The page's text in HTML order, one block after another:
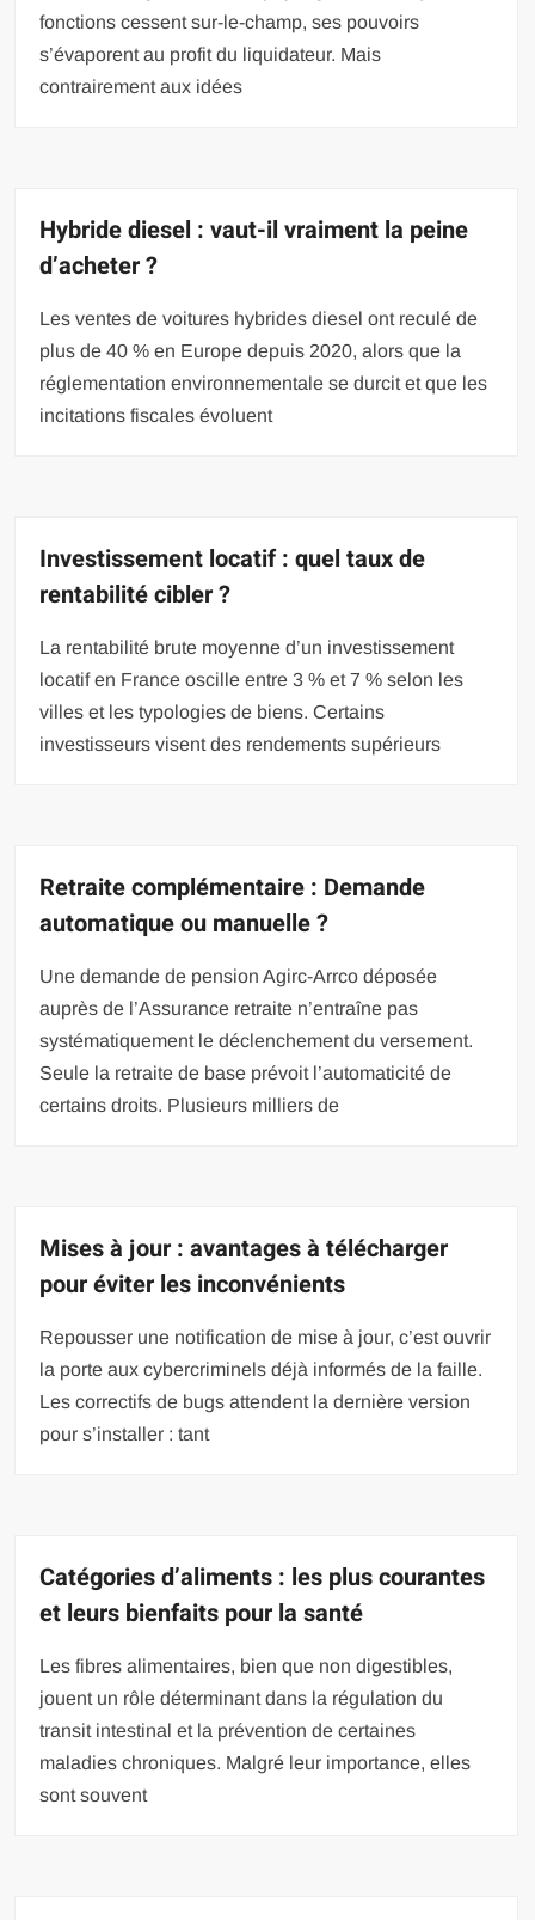
fonctions cessent sur-le-champ, ses pouvoirs
s’évaporent au profit du liquidateur. Mais
contrairement aux idées
Hybride diesel : vaut-il vraiment la peine
d’acheter ?
Les ventes de voitures hybrides diesel ont reculé de
plus de 40 % en Europe depuis 2020, alors que la
réglementation environnementale se durcit et que les
incitations fiscales évoluent
Investissement locatif : quel taux de
rentabilité cibler ?
La rentabilité brute moyenne d’un investissement
locatif en France oscille entre 3 % et 7 % selon les
villes et les typologies de biens. Certains
investisseurs visent des rendements supérieurs
Retraite complémentaire : Demande
automatique ou manuelle ?
Une demande de pension Agirc-Arrco déposée
auprès de l’Assurance retraite n’entraîne pas
systématiquement le déclenchement du versement.
Seule la retraite de base prévoit l’automaticité de
certains droits. Plusieurs milliers de
Mises à jour : avantages à télécharger
pour éviter les inconvénients
Repousser une notification de mise à jour, c’est ouvrir
la porte aux cybercriminels déjà informés de la faille.
Les correctifs de bugs attendent la dernière version
pour s’installer : tant
Catégories d’aliments : les plus courantes
et leurs bienfaits pour la santé
Les fibres alimentaires, bien que non digestibles,
jouent un rôle déterminant dans la régulation du
transit intestinal et la prévention de certaines
maladies chroniques. Malgré leur importance, elles
sont souvent